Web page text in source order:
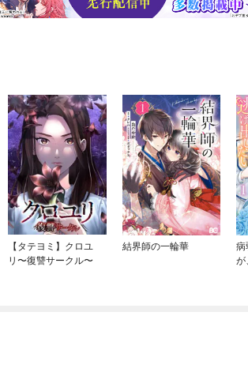
【タテヨミ】クロユ
リ〜復讐サークル〜
結界師の一輪華
病
が